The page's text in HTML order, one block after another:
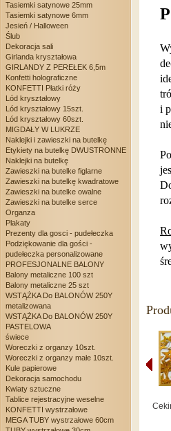
Tasiemki satynowe 25mm
Tasiemki satynowe 6mm
Jesień / Halloween
Ślub
Dekoracja sali
Girlanda kryształowa
GIRLANDY Z PEREŁEK 6,5m
Konfetti holograficzne
KONFETTI Płatki róży
Lód kryształowy
Lód kryształowy 15szt.
Lód kryształowy 60szt.
MIGDAŁY W LUKRZE
Naklejki i zawieszki na butelkę
Etykiety na butelkę DWUSTRONNE
Naklejki na butelkę
Zawieszki na butelke figlarne
Zawieszki na butelkę kwadratowe
Zawieszki na butelke owalne
Zawieszki na butelke serce
Organza
Plakaty
Prezenty dla gosci - pudełeczka
Podziękowanie dla gości -
pudełeczka personalizowane
PROFESJONALNE BALONY
Balony metaliczne 100 szt
Balony metaliczne 25 szt
WSTĄŻKA Do BALONÓW 250Y
metalizowana
WSTĄŻKA Do BALONÓW 250Y
PASTELOWA
świece
Woreczki z organzy 10szt.
Woreczki z organzy małe 10szt.
Kule papierowe
Dekoracja samochodu
Kwiaty sztuczne
Tablice rejestracyjne weselne
KONFETTI wystrzałowe
MEGA TUBY wystrzałowe 60cm
i